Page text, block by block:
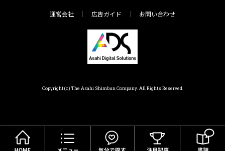
運営会社 広告ガイド お問い合わせ
Copyright(c) The Asahi Shimbun Company. All Rights Reserved.